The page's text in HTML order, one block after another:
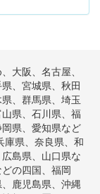
大阪、名古屋、
、宮城県、秋田
、群馬県、埼玉
県、石川県、福
県、愛知県など
庫県、奈良県、和
島県、山口県な
の四国、福岡
鹿児島県、沖縄